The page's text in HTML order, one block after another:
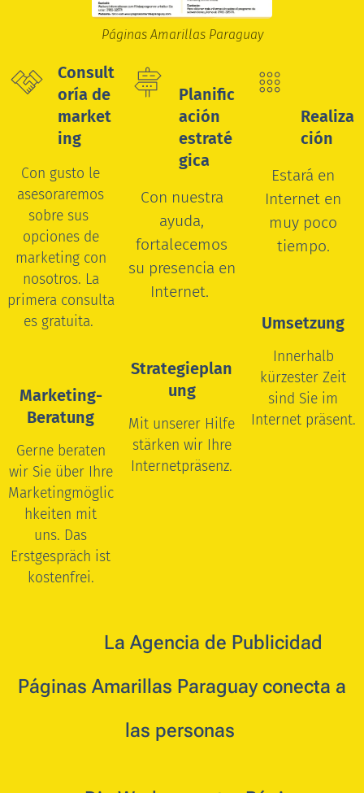
Páginas Amarillas Paraguay
Consult
oría de
market
ing
Con gusto le
asesoraremos
sobre sus
opciones de
marketing con
nosotros. La
primera consulta
es gratuita.
Marketing-
Beratung
Gerne beraten
wir Sie über Ihre
Marketingmöglic
hkeiten mit
uns. Das
Erstgespräch ist
kostenfrei.
Planific
ación
estraté
gica
Con nuestra
ayuda,
fortalecemos
su presencia en
Internet.
Strategieplan
ung
Mit unserer Hilfe
stärken wir Ihre
Internetpräsenz.
Realiza
ción
Estará en
Internet en
muy poco
tiempo.
Umsetzung
Innerhalb
kürzester Zeit
sind Sie im
Internet präsent.
La Agencia de Publicidad
Páginas Amarillas Paraguay conecta a
las personas